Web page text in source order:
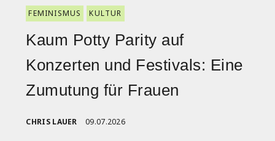
FEMINISMUS KULTUR
Kaum Potty Parity auf
Konzerten und Festivals: Eine
Zumutung für Frauen
CHRIS LAUER 09.07.2026